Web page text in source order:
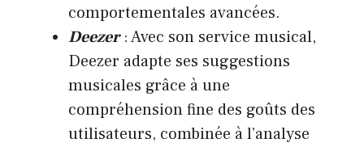
comportementales avancées.
Deezer: Avec son service musical,
Deezer adapte ses suggestions
musicales grâce à une
compréhension fine des goûts des
utilisateurs, combinée à l’analyse